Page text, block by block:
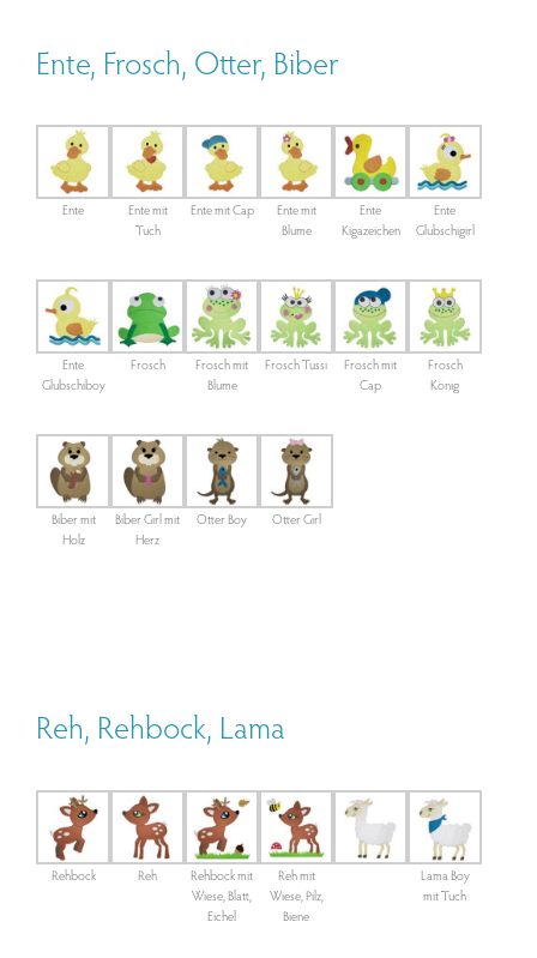
Ente, Frosch, Otter, Biber
Ente
Ente mit
Tuch
Ente mit Cap
Ente mit
Blume
Ente
Kigazeichen
Ente
Glubschigirl
Ente
Glubschiboy
Frosch
Frosch mit
Blume
Frosch Tussi
Frosch mit
Cap
Frosch
König
Biber mit
Holz
Biber Girl mit
Herz
Otter Boy Otter Girl
Reh, Rehbock, Lama
Rehbock Reh
Rehbock mit
Wiese, Blatt,
Eichel
Reh mit
Wiese, Pilz,
Biene
Lama Boy
mit Tuch